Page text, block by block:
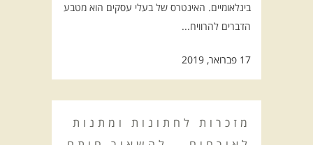
בינלאומיים. האינטרס של בעלי עסקים הוא מטבע
הדברים להרוויח...
17 פברואר, 2019
מזכרות לחתונות ומתנות